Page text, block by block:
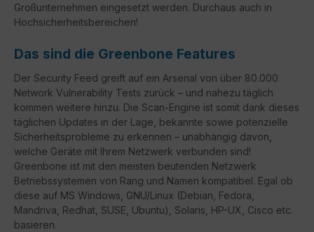
Großunternehmen eingesetzt werden. Durchaus auch in
Hochsicherheitsbereichen!
Das sind die Greenbone Features
Der Security Feed greift auf ein Arsenal von über 80.000
Network Vulnerability Tests zurück – und nahezu täglich
kommen weitere hinzu. Die Scan-Engine ist somit dank dieses
täglichen Updates in der Lage, bekannte sowie potenzielle
Sicherheitsprobleme zu erkennen – unabhängig davon,
welche Geräte mit Ihrem Netzwerk verbunden sind!
Greenbone ist mit den meisten beutenden Netzwerk
Betriebssystemen von Rang und Namen kompatibel. Egal ob
diese auf MS Windows, GNU/Linux (Debian, Fedora,
Mandriva, Redhat, SUSE, Ubuntu), Solaris, HP-UX, Cisco etc.
basieren.